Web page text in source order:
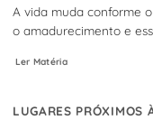
A vida muda conforme
o amadurecimento e
Ler Matéria
LUGARES PRÓXIMOS